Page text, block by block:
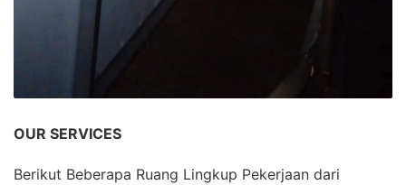
OUR SERVICES
Berikut Beberapa Ruang Lingkup Pekerjaan dari